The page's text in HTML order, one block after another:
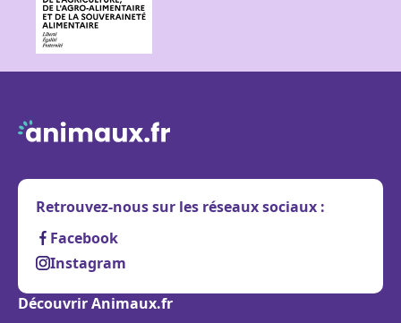
Retrouvez-nous sur les réseaux sociaux :
Facebook
Instagram
Découvrir Animaux.fr